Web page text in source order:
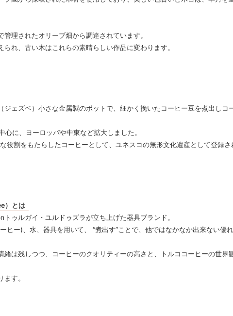
理されたオリーブ畑から調達されています。
れ、古い木はこれらの素晴らしい作品に変わります。
ジェズベ）小さな金属製のポットで、細かく挽いたコーヒー豆を煮出しコ
に、ヨーロッパや中東など拡大しました。
役割をもたらしたコーヒーとして、ユネスコの無形文化遺産として登録さ
）とは
ゥルガイ・ユルドゥズラが立ち上げた器具ブランド。
ヒー)、水、器具を用いて、 “煮出す”ことで、他ではなかなか出来ない優
緒は残しつつ、コーヒーのクオリティーの高さと、トルココーヒーの世界
す。